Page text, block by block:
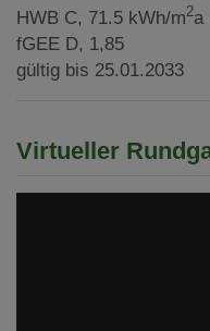
HWB C, 71.5 kWh/m2a
fGEE D, 1,85
gültig bis 25.01.2033
Virtueller